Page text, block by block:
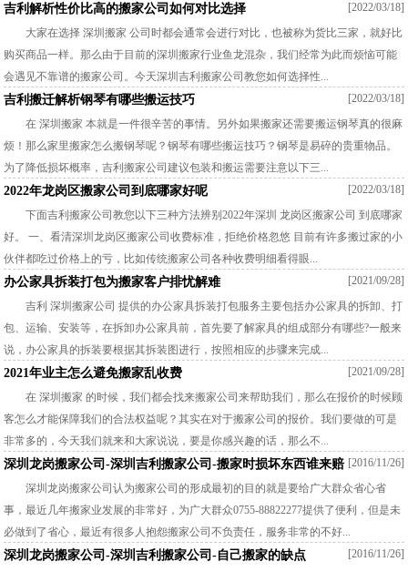
吉利解析性价比高的搬家公司如何对比选择
[2022/03/18]
大家在选择 深圳搬家 公司时都会通常会进行对比，也被称为货比三家，就好比
购买商品一样。那么由于目前的深圳搬家行业鱼龙混杂，我们经常为此而烦恼可能
会遇见不靠谱的搬家公司。今天深圳吉利搬家公司教您如何选择性...
吉利搬迁解析钢琴有哪些搬运技巧
[2022/03/18]
在 深圳搬家 本就是一件很辛苦的事情。另外如果搬家还需要搬运钢琴真的很麻
烦！那么家里搬家怎么搬钢琴呢？钢琴有哪些搬运技巧？钢琴是易碎的贵重物品。
为了降低损坏概率，吉利搬家公司建议包装和搬运需要注意以下三...
2022年龙岗区搬家公司到底哪家好呢
[2022/03/18]
下面吉利搬家公司教您以下三种方法辨别2022年深圳 龙岗区搬家公司 到底哪家
好。 一、看清深圳龙岗区搬家公司收费标准，拒绝价格忽悠 目前有许多搬过家的小
伙伴都吃过价格上的亏，比如传统搬家公司各种收费明细看得眼...
办公家具拆装打包为搬家客户排忧解难
[2021/09/28]
吉利 深圳搬家公司 提供的办公家具拆装打包服务主要包括办公家具的拆卸、打
包、运输、安装等，在拆卸办公家具前，首先要了解家具的组成部分有哪些?一般来
说，办公家具的拆装要根据其拆装图进行，按照相应的步骤来完成...
2021年业主怎么避免搬家乱收费
[2021/09/28]
在 深圳搬家 的时候，我们都会找来搬家公司来帮助我们，那么在报价的时候顾
客怎么才能保障我们的合法权益呢？其实在对于搬家公司的报价。我们要做的可是
非常多的，今天我们就来和大家说说，要是你感兴趣的话，那么不...
深圳龙岗搬家公司-深圳吉利搬家公司-搬家时损坏东西谁来赔 [2016/11/26]
深圳龙岗搬家公司认为搬家公司的形成最初的目的就是要给广大群众省心省
事，最近几年搬家业发展的非常好，为广大群众0755-88822277提供了便利，但是未
必做到了省心，最近有很多人抱怨搬家公司不负责任，服务非常的不好...
深圳龙岗搬家公司-深圳吉利搬家公司-自己搬家的缺点
[2016/11/26]